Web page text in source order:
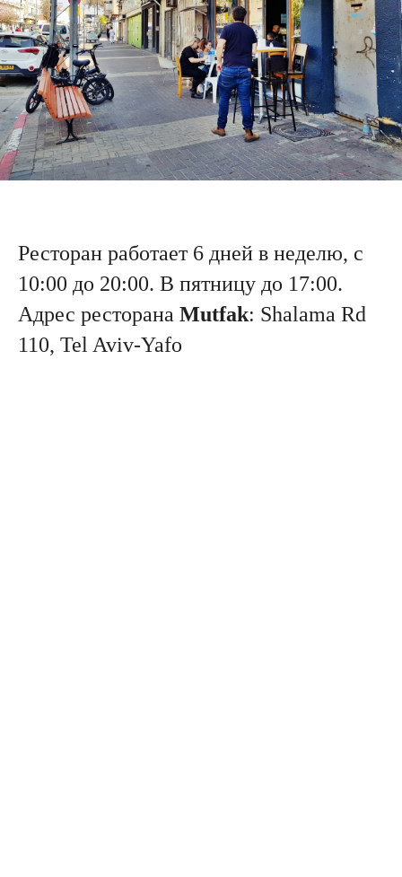
Ресторан работает 6 дней в неделю, с
10:00 до 20:00. В пятницу до 17:00.
Адрес ресторана Mutfak: Shalаma Rd
110, Tel Aviv-Yafo